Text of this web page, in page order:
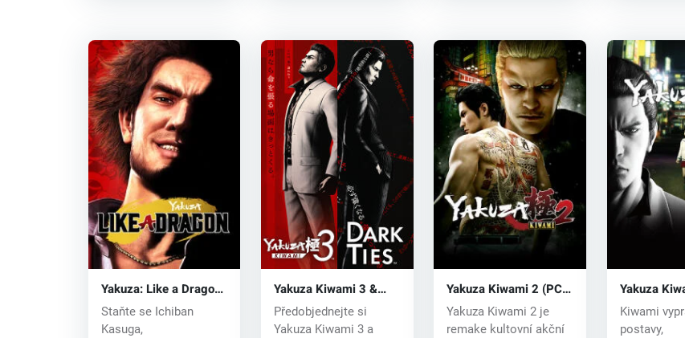
Yakuza: Like a Dragon
(PC) key
Staňte se Ichiban
Kasuga,
Yakuza Kiwami 3 &
Dark Ties (PC) key
Předobjednejte si
Yakuza Kiwami 3 a
Yakuza Kiwami 2 (PC)
CD key
Yakuza Kiwami 2 je
remake kultovní akční
Yakuza
CD key
Kiwami
postavy,